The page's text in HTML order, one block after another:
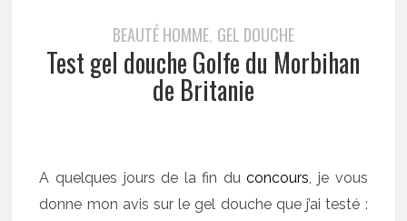
BEAUTÉ HOMME, GEL DOUCHE
Test gel douche Golfe du Morbihan
de Britanie
A quelques jours de la fin duconcours, je vous
donne mon avis sur le gel douche que j’ai testé :